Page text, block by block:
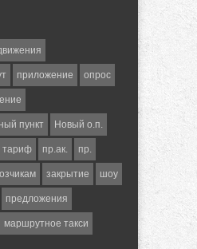
приложение опрос
пункт Новый о.п.
тариф пр.ак. пр.
закрытие шоу
предложения
маршрутное такси